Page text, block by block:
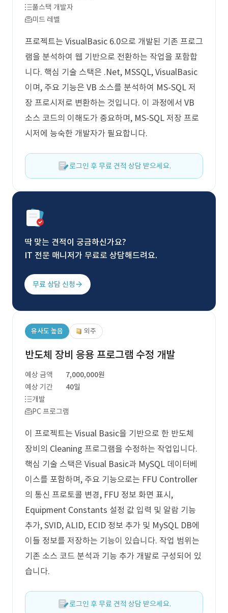
풀스택 개발자
미드 레벨
프로젝트는 VisualBasic 6.0으로 개발된 기존 프로그
램을 분석하여 웹 기반으로 전환하는 작업을 포함합
니다. 핵심 기술 스택은 .Net, MSSQL, VisualBasic
이며, 주요 기능은 VB 소스를 분석하여 MS-SQL 저
장 프로시저로 변환하는 것입니다. 이 과정에서 VB
소스 코드의 이해도가 중요하며, MS-SQL 저장 프로
시저에 능숙한 개발자가 필요합니다.
로그인 후 무료 견적 상담 받으세요.
딱 맞는 견적이 궁금하신가요?
IT 전문 매니저가 무료로 상담해드려요.
무료 상담 신청
유사도 높음 외주
반도체 장비 응용 프로그램 수정 개발
예상 금액
7,000,000원
예상 기간
40일
개발
PC 프로그램
이 프로젝트는 Visual Basic을 기반으로 한 반도체
장비의 Cleaning 프로그램을 수정하는 작업입니다.
핵심 기술 스택은 Visual Basic과 MySQL 데이터베
이스를 포함하며, 주요 기능으로는 FFU Controller
의 통신 프로토콜 변경, FFU 정보 화면 표시,
Equipment Constants 설정 값 입력 및 알람 기능
추가, SVID, ALID, ECID 정보 추가 및 MySQL DB에
이들 정보를 저장하는 기능이 있습니다. 작업 범위는
기존 소스 코드 분석과 기능 추가 개발로 구성되어 있
습니다.
로그인 후 무료 견적 상담 받으세요.